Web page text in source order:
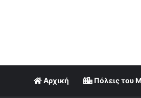
Αρχική Πόλεις του